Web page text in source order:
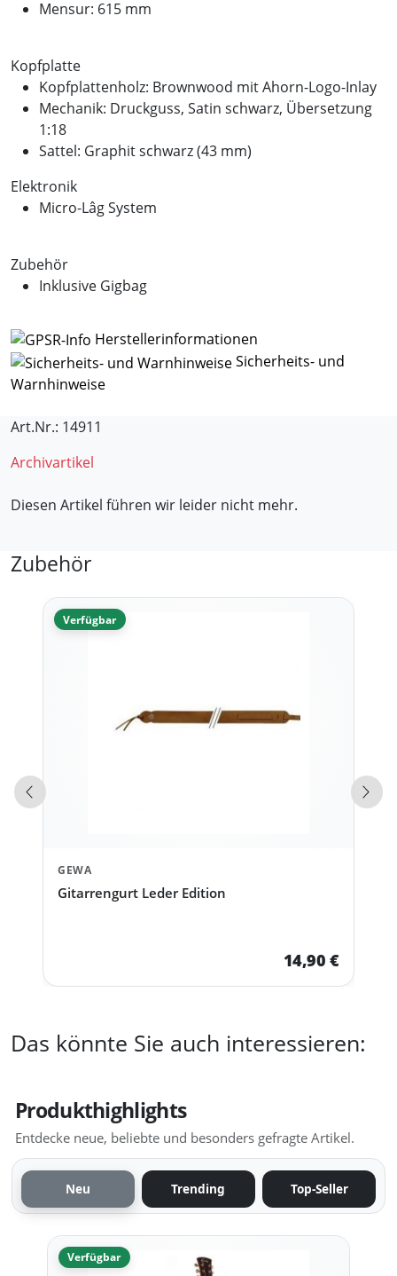
Mensur: 615 mm
Kopfplatte
Kopfplattenholz: Brownwood mit Ahorn-Logo-Inlay
Mechanik: Druckguss, Satin schwarz, Übersetzung
1:18
Sattel: Graphit schwarz (43 mm)
Elektronik
Micro-Lâg System
Zubehör
Inklusive Gigbag
Herstellerinformationen
Sicherheits- und
Warnhinweise
Art.Nr.: 14911
Archivartikel
Diesen Artikel führen wir leider nicht mehr.
Zubehör
Verfügbar
GEWA
Gitarrengurt Leder Edition
14,90 €
Vorherige Produkte
Das könnte Sie auch interessieren:
Produkthighlights
Entdecke neue, beliebte und besonders gefragte Artikel.
Neu Trending Top-Seller
Verfügbar